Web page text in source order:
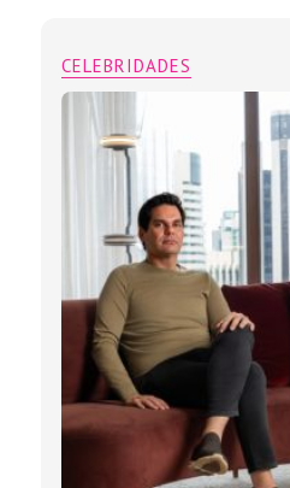
CELEBRIDADES